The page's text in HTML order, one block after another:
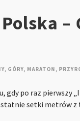
–
, GÓRY, MARATON ,
gdy po raz pierwszy
setki metrów